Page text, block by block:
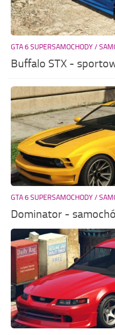
GTA 6 SUPERSAMOCHODY /
Buffalo STX -
GTA 6 SUPERSAMOCHODY /
Dominator -